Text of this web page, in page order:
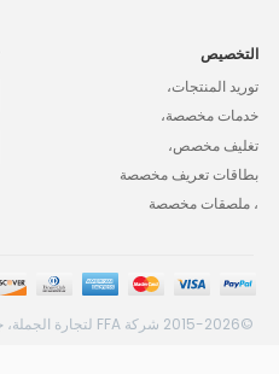
التخصيص
توريد المنتجات،
خدمات مخصصة،
تغليف مخصص،
بطاقات تعريف مخصصة
، ملصقات مخصصة
©2015-2026 شركة FFA لتجارة الجملة، جميع الحقوق محفوظة